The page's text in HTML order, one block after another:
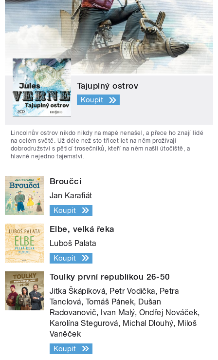
Tajuplný ostrov
Koupit
Lincolnův ostrov nikdo nikdy na mapě nenašel, a přece ho znají lidé
na celém světě. Už déle než sto třicet let na něm prožívají
dobrodružství s pěticí trosečníků, kteří na něm našli útočiště, a
hlavně nejedno tajemství.
Broučci
Jan Karafiát
Koupit
Elbe, velká řeka
Luboš Palata
Koupit
Toulky první republikou 26-50
Jitka Škápíková, Petr Vodička, Petra
Tanclová, Tomáš Pánek, Dušan
Radovanovič, Ivan Malý, Ondřej Nováček,
Karolína Stegurová, Michal Dlouhý, Miloš
Vaněček
Koupit